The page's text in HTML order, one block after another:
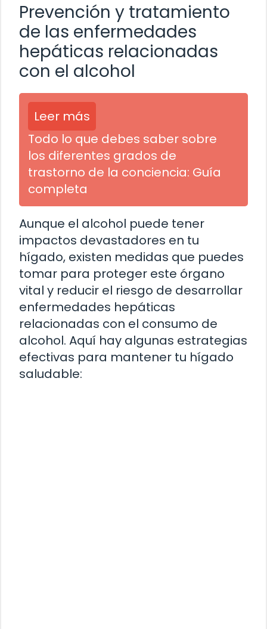
Prevención y tratamiento
de las enfermedades
hepáticas relacionadas
con el alcohol
Leer más
Todo lo que debes saber sobre
los diferentes grados de
trastorno de la conciencia: Guía
completa
Aunque el alcohol puede tener
impactos devastadores en tu
hígado, existen medidas que puedes
tomar para proteger este órgano
vital y reducir el riesgo de desarrollar
enfermedades hepáticas
relacionadas con el consumo de
alcohol. Aquí hay algunas estrategias
efectivas para mantener tu hígado
saludable: